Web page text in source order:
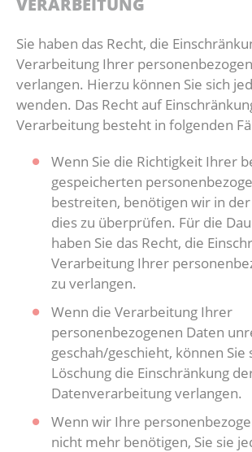
VERARBEITUNG
Sie haben das Recht, die
Verarbeitung Ihrer
verlangen. Hierzu können Sie sich
wenden. Das Recht auf
Verarbeitung besteht in folgenden
Wenn Sie die Richtigkeit Ihrer
gespeicherten
bestreiten, benötigen wir in
dies zu überprüfen. Für die
haben Sie das Recht, die
Verarbeitung Ihrer
zu verlangen.
Wenn die Verarbeitung Ihrer
personenbezogenen Daten
geschah/geschieht, können Sie
Löschung die Einschränkung
Datenverarbeitung verlangen.
Wenn wir Ihre
nicht mehr benötigen, Sie sie